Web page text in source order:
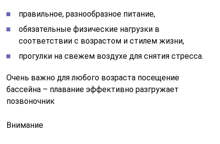
правильное, разнообразное питание,
обязательные физические нагрузки в
соответствии с возрастом и стилем жизни,
прогулки на свежем воздухе для снятия стресса.
Очень важно для любого возраста посещение
бассейна – плавание эффективно разгружает
позвоночник
Внимание